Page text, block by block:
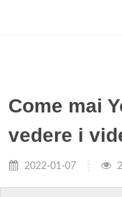
Come mai
vedere i
2022-01-07